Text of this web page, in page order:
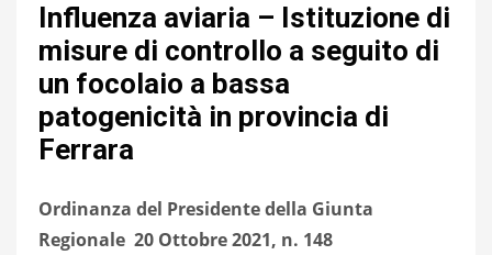
Influenza aviaria – Istituzione di
misure di controllo a seguito di
un focolaio a bassa
patogenicità in provincia di
Ferrara
Ordinanza del Presidente della Giunta
Regionale 20 Ottobre 2021, n. 148